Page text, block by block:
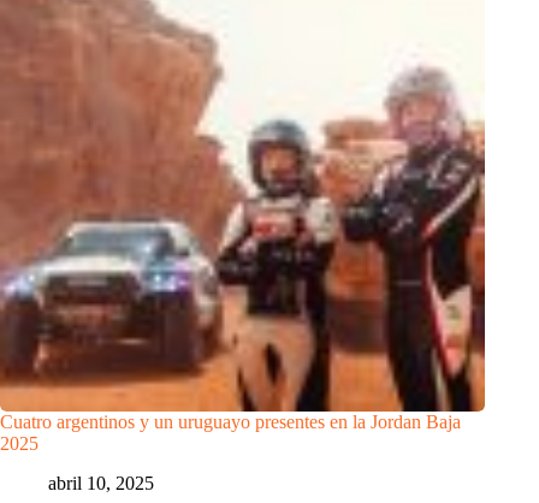
Cuatro argentinos y un uruguayo presentes en la Jordan Baja
2025
abril 10, 2025